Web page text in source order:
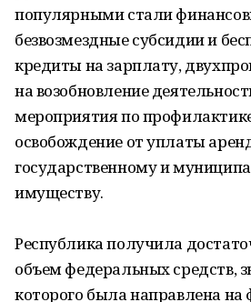
популярными стали
безвозмездные субсидии и
кредиты на зарплату,
на возобновление
мероприятия по
освобождение от уплаты
государственному и
имуществу.
Республика получила
объем федеральных средств,
которого была направлена на